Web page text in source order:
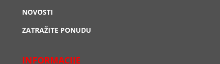
NOVOSTI
ZATRAŽITE PONUDU
INFORMACIJE